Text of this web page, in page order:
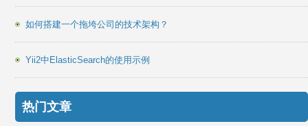
如何搭建一个拖垮公司的技术架构？
Yii2中ElasticSearch的使用示例
热门文章